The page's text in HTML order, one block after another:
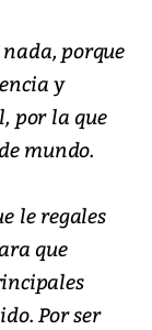
porque
y
por la que
mundo.
le regales
que
Por ser